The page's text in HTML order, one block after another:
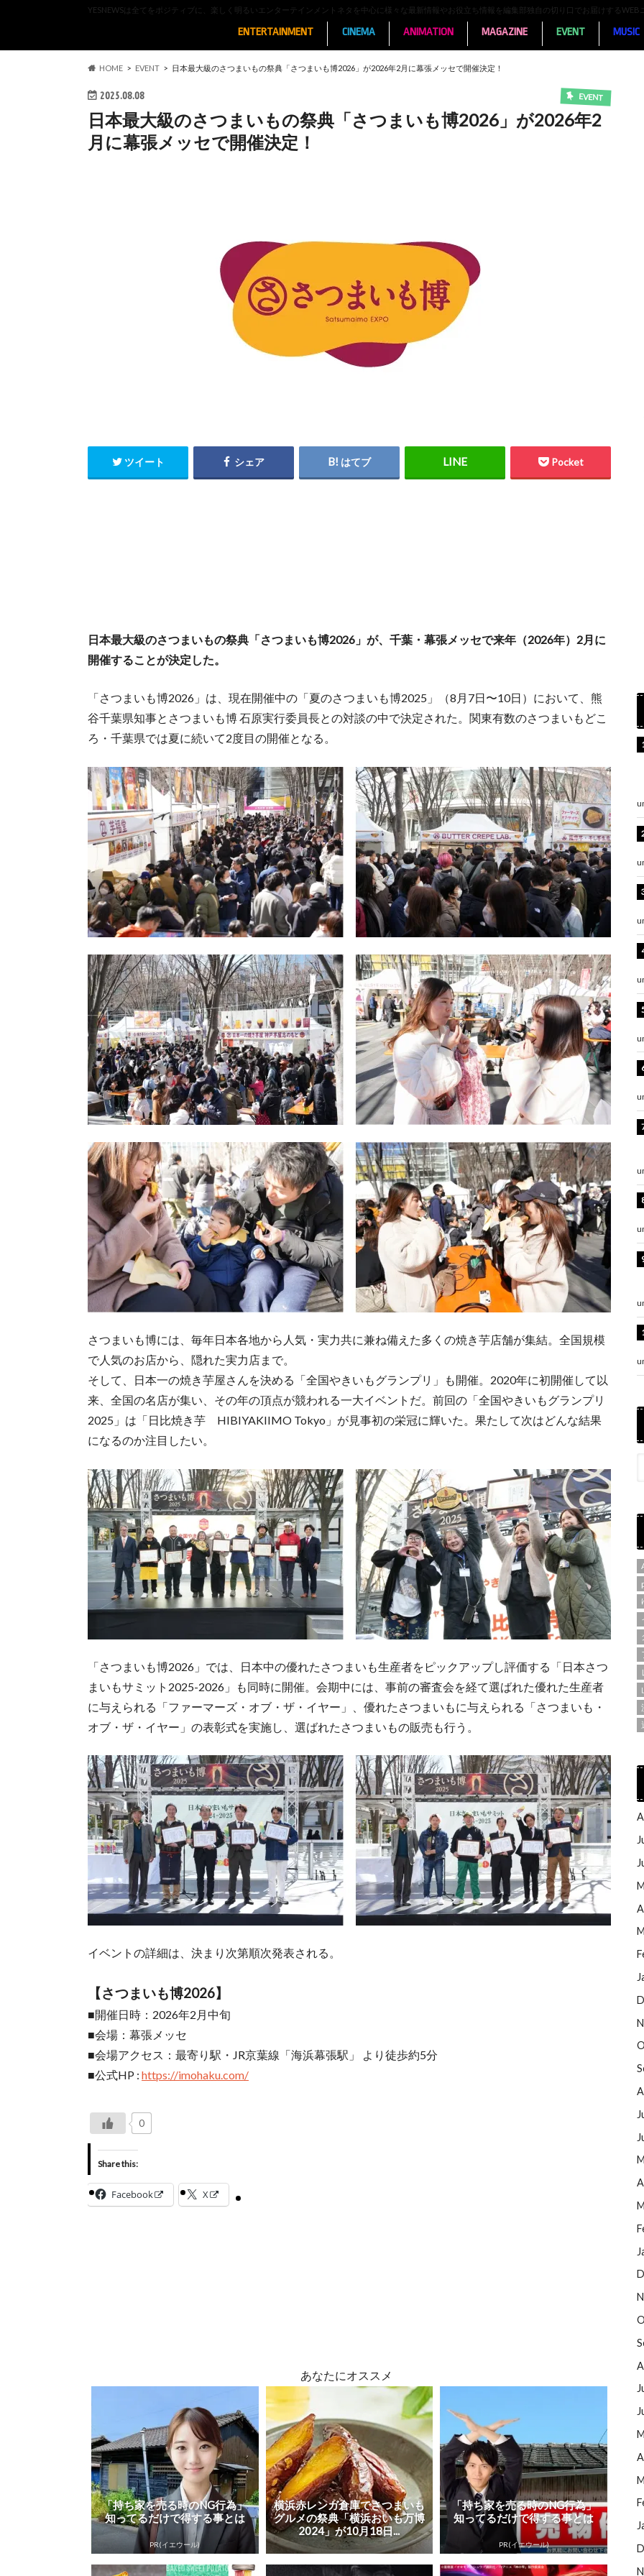
YESNEWSは全てをポジティブに、楽しく明るいエンターテインメントネタを中心に様々な最新情報やお役立ち情報を編集部独自の切り口でお届けするWEB
ENTERTAINMENT CINEMA ANIMATION MAGAZINE EVENT MUSIC
HOME EVENT 日本最大級のさつまいもの祭典「さつまいも博2026」が2026年2月に幕張メッセで開催決定！
2025.08.08 EVENT
日本最大級のさつまいもの祭典「さつまいも博2026」が2026年2
月に幕張メッセで開催決定！
ツイート シェア はてブ Pocket
日本最大級のさつまいもの祭典「さつまいも博2026」が、千葉・幕張メッセで来年（2026年）2月に
開催することが決定した。
「さつまいも博2026」は、現在開催中の「夏のさつまいも博2025」（8月7日〜10日）において、熊
谷千葉県知事とさつまいも博 石原実行委員長との対談の中で決定された。関東有数のさつまいもどこ
ろ・千葉県では夏に続いて2度目の開催となる。
さつまいも博には、毎年日本各地から人気・実力共に兼ね備えた多くの焼き芋店舗が集結。全国規模
で人気のお店から、隠れた実力店まで。
そして、日本一の焼き芋屋さんを決める「全国やきいもグランプリ」も開催。2020年に初開催して以
来、全国の名店が集い、その年の頂点が競われる一大イベントだ。前回の「全国やきいもグランプリ
2025」は「日比焼き芋 HIBIYAKIIMO Tokyo」が見事初の栄冠に輝いた。果たして次はどんな結果
になるのか注目したい。
「さつまいも博2026」では、日本中の優れたさつまいも生産者をピックアップし評価する「日本さつ
まいもサミット2025-2026」も同時に開催。会期中には、事前の審査会を経て選ばれた優れた生産者
に与えられる「ファーマーズ・オブ・ザ・イヤー」、優れたさつまいもに与えられる「さつまいも・
オブ・ザ・イヤー」の表彰式を実施し、選ばれたさつまいもの販売も行う。
イベントの詳細は、決まり次第順次発表される。
【さつまいも博2026】
■開催日時：2026年2月中旬
■会場：幕張メッセ
■会場アクセス：最寄り駅・JR京葉線「海浜幕張駅」 より徒歩約5分
■公式HP : https://imohaku.com/
0
Share this:
Facebook X
あなたにオススメ
「持ち家を売る時のNG行為」
知ってるだけで得する事とは
PR(イエウール)
横浜赤レンガ倉庫でさつまいも
グルメの祭典「横浜おいも万博
2024」が10月18日...
「持ち家を売る時のNG行為」
知ってるだけで得する事とは
PR(イエウール)